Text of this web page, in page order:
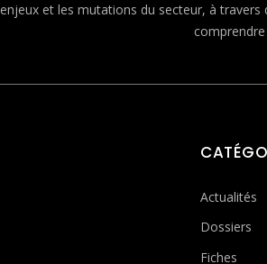
enjeux et les mutations du secteur, à
Actualités
Dossiers
Fiches